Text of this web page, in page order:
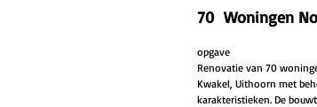
70 Woningen
opgave
Renovatie van 70
Kwakel, Uithoorn met
karakteristieken. De